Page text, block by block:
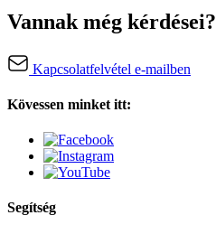
Vannak még kérdései?
Kapcsolatfelvétel e-mailben
Kövessen minket itt:
Segítség